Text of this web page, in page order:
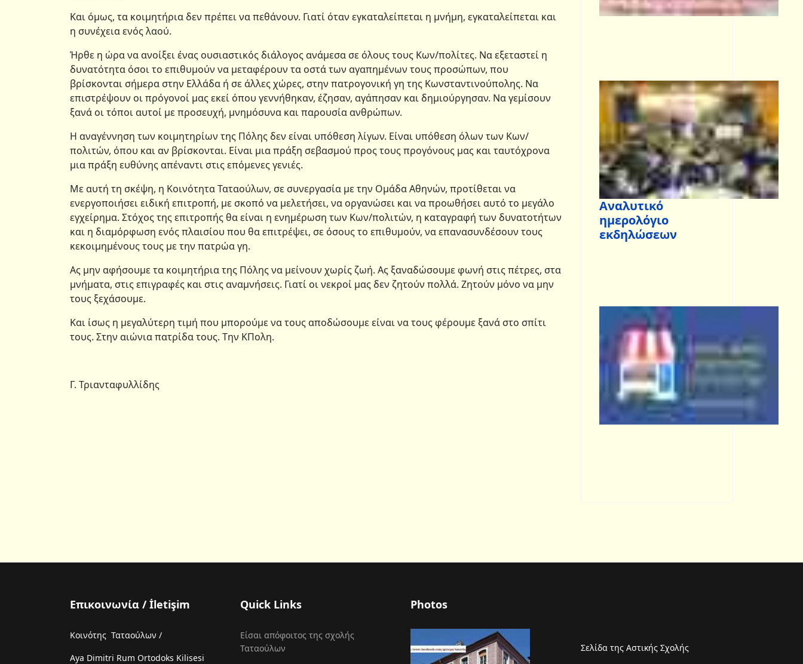
Και όμως, τα κοιμητήρια δεν πρέπει να πεθάνουν. Γιατί όταν εγκαταλείπεται η μνήμη, εγκαταλείπεται και
η συνέχεια ενός λαού.
Ήρθε η ώρα να ανοίξει ένας ουσιαστικός διάλογος ανάμεσα σε όλους τους Κων/πολίτες. Να εξεταστεί η
δυνατότητα όσοι το επιθυμούν να μεταφέρουν τα οστά των αγαπημένων τους προσώπων, που
βρίσκονται σήμερα στην Ελλάδα ή σε άλλες χώρες, στην πατρογονική γη της Κωνσταντινούπολης. Να
επιστρέψουν οι πρόγονοί μας εκεί όπου γεννήθηκαν, έζησαν, αγάπησαν και δημιούργησαν. Να γεμίσουν
ξανά οι τόποι αυτοί με προσευχή, μνημόσυνα και παρουσία ανθρώπων.
Η αναγέννηση των κοιμητηρίων της Πόλης δεν είναι υπόθεση λίγων. Είναι υπόθεση όλων των Κων/
πολιτών, όπου και αν βρίσκονται. Είναι μια πράξη σεβασμού προς τους προγόνους μας και ταυτόχρονα
μια πράξη ευθύνης απέναντι στις επόμενες γενιές.
Με αυτή τη σκέψη, η Κοινότητα Ταταούλων, σε συνεργασία με την Ομάδα Αθηνών, προτίθεται να
ενεργοποιήσει ειδική επιτροπή, με σκοπό να μελετήσει, να οργανώσει και να προωθήσει αυτό το μεγάλο
εγχείρημα. Στόχος της επιτροπής θα είναι η ενημέρωση των Κων/πολιτών, η καταγραφή των δυνατοτήτων
και η διαμόρφωση ενός πλαισίου που θα επιτρέψει, σε όσους το επιθυμούν, να επανασυνδέσουν τους
κεκοιμημένους τους με την πατρώα γη.
Ας μην αφήσουμε τα κοιμητήρια της Πόλης να μείνουν χωρίς ζωή. Ας ξαναδώσουμε φωνή στις πέτρες, στα
μνήματα, στις επιγραφές και στις αναμνήσεις. Γιατί οι νεκροί μας δεν ζητούν πολλά. Ζητούν μόνο να μην
τους ξεχάσουμε.
Και ίσως η μεγαλύτερη τιμή που μπορούμε να τους αποδώσουμε είναι να τους φέρουμε ξανά στο σπίτι
τους. Στην αιώνια πατρίδα τους. Tην ΚΠολη.
Γ. Τριανταφυλλίδης
Αναλυτικό
ημερολόγιο
εκδηλώσεων
Επικοινωνία / İletişim
Κοινότης Ταταούλων /
Aya Dimitri Rum Ortodoks Kilisesi
Quick Links
Είσαι απόφοιτος της σχολής
Ταταούλων
Photos
Σελίδα της Αστικής Σχολής